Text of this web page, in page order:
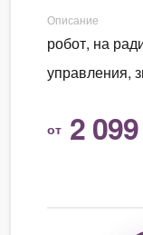
Описание
робот, на
управления,
от 2 099